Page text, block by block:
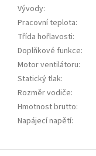
Vývody:
Pracovní teplota:
Třída hořlavosti:
Doplňkové funkce:
Motor ventilátoru:
Statický tlak:
Rozměr vodiče:
Hmotnost brutto:
Napájecí napětí: